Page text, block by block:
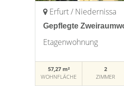
Erfurt / Niedernissa
Gepflegte
Etagenwohnung
57,27 m²
WOHNFLÄCHE
2
ZIMMER